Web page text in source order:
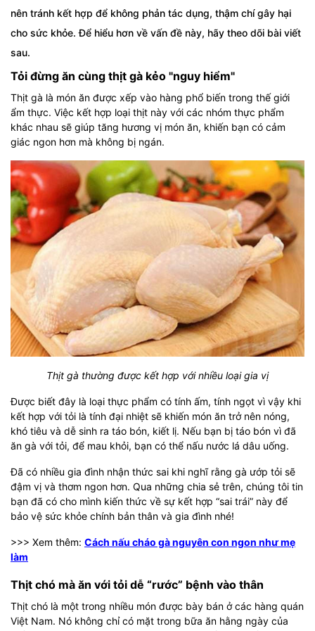
nên tránh kết hợp để không phản tác dụng, thậm chí gây hại
cho sức khỏe. Để hiểu hơn về vấn đề này, hãy theo dõi bài viết
sau.
Tỏi đừng ăn cùng thịt gà kẻo "nguy hiểm"
Thịt gà là món ăn được xếp vào hàng phổ biến trong thế giới
ẩm thực. Việc kết hợp loại thịt này với các nhóm thực phẩm
khác nhau sẽ giúp tăng hương vị món ăn, khiến bạn có cảm
giác ngon hơn mà không bị ngán.
Thịt gà thường được kết hợp với nhiều loại gia vị
Được biết đây là loại thực phẩm có tính ấm, tính ngọt vì vậy khi
kết hợp với tỏi là tính đại nhiệt sẽ khiến món ăn trở nên nóng,
khó tiêu và dễ sinh ra táo bón, kiết lị. Nếu bạn bị táo bón vì đã
ăn gà với tỏi, để mau khỏi, bạn có thể nấu nước lá dâu uống.
Đã có nhiều gia đình nhận thức sai khi nghĩ rằng gà ướp tỏi sẽ
đậm vị và thơm ngon hơn. Qua những chia sẻ trên, chúng tôi tin
bạn đã có cho mình kiến thức về sự kết hợp “sai trái” này để
bảo vệ sức khỏe chính bản thân và gia đình nhé!
>>> Xem thêm: Cách nấu cháo gà nguyên con ngon như mẹ
làm
Thịt chó mà ăn với tỏi dễ “rước” bệnh vào thân
Thịt chó là một trong nhiều món được bày bán ở các hàng quán
Việt Nam. Nó không chỉ có mặt trong bữa ăn hằng ngày của